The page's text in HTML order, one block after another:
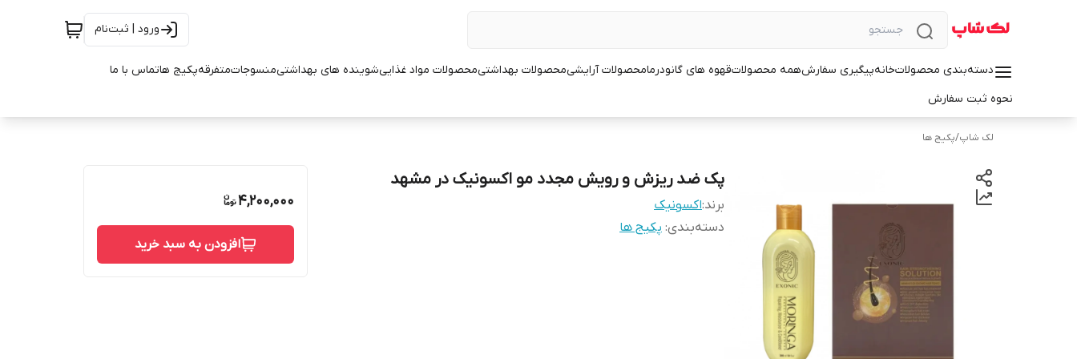
ورود | ثبت‌نام
دسته‌بندی محصولاتخانهپیگیری سفارشهمه محصولاتقهوه های گانودرمامحصولات آرایشیمحصولات بهداشتیمحصولات مواد غذاییشوینده های بهداشتیمنسوجاتمتفرقهپکیج هاتماس با ما
نحوه ثبت سفارش
لک شاپ/پکیج ها
پک ضد ریزش و رویش مجدد مو اکسونیک در مشهد
برند:اکسونیک
دسته‌بندی: پکیج ها
4,200,000
افزودن به سبد خرید